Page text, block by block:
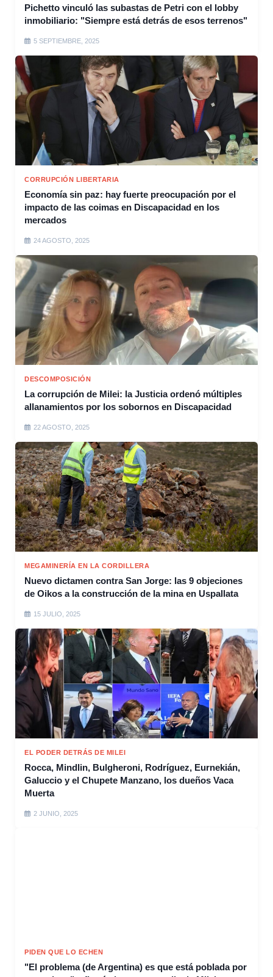
Pichetto vinculó las subastas de Petri con el lobby
inmobiliario: "Siempre está detrás de esos terrenos"
5 SEPTIEMBRE, 2025
CORRUPCIÓN LIBERTARIA
Economía sin paz: hay fuerte preocupación por el
impacto de las coimas en Discapacidad en los
mercados
24 AGOSTO, 2025
DESCOMPOSICIÓN
La corrupción de Milei: la Justicia ordenó múltiples
allanamientos por los sobornos en Discapacidad
22 AGOSTO, 2025
MEGAMINERÍA EN LA CORDILLERA
Nuevo dictamen contra San Jorge: las 9 objeciones
de Oikos a la construcción de la mina en Uspallata
15 JULIO, 2025
EL PODER DETRÁS DE MILEI
Rocca, Mindlin, Bulgheroni, Rodríguez, Eurnekián,
Galuccio y el Chupete Manzano, los dueños Vaca
Muerta
2 JUNIO, 2025
PIDEN QUE LO ECHEN
"El problema (de Argentina) es que está poblada por